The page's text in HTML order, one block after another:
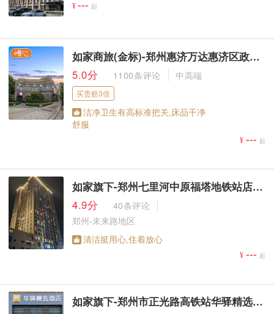
¥--- 起
如家商旅(金标)-郑州惠济万达惠济区政府地铁站店
5.0分
1100条评论 中高端
买贵赔3倍
洁净卫生有高标准把关,床品干净
舒服
¥ --- 起
如家旗下-郑州七里河中原福塔地铁站店up华驿智旅酒店
4.9分
40条评论
郑州-未来路地区
清洁挺用心,住着放心
¥ --- 起
如家旗下-郑州市正光路高铁站华驿精选酒店